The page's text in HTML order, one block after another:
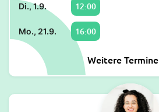
Di., 1.9. 12:00
Mo., 21.9. 16:00
Weitere Termine